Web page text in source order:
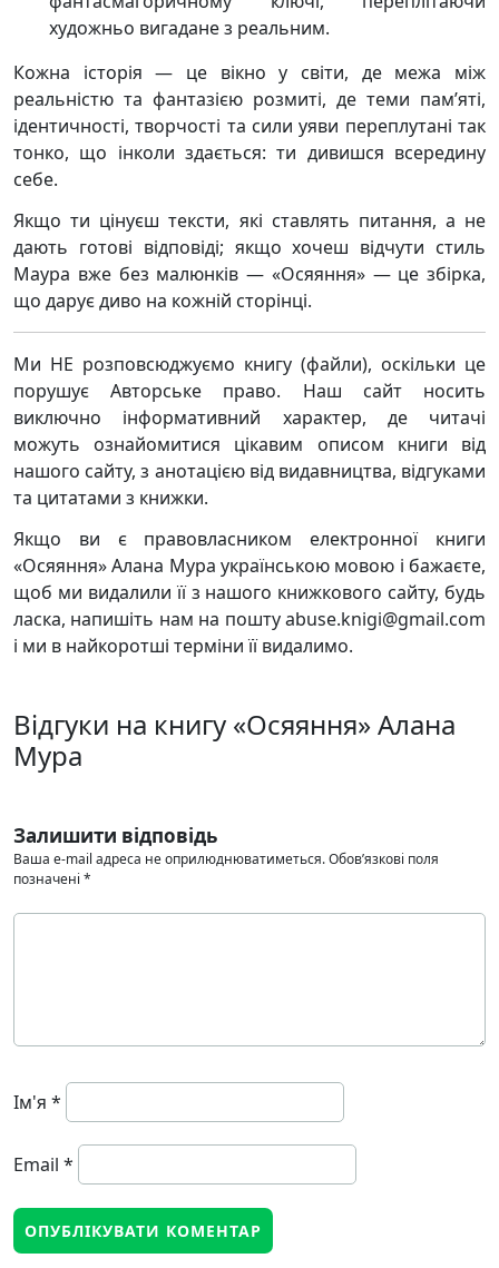
художньо вигадане з реальним.
Кожна історія — це вікно у світи, де межа між
реальністю та фантазією розмиті, де теми пам’яті,
ідентичності, творчості та сили уяви переплутані так
тонко, що інколи здається: ти дивишся всередину
себе.
Якщо ти цінуєш тексти, які ставлять питання, а не
дають готові відповіді; якщо хочеш відчути стиль
Маура вже без малюнків — «Осяяння» — це збірка,
що дарує диво на кожній сторінці.
Ми НЕ розповсюджуємо книгу (файли), оскільки це
порушує Авторське право. Наш сайт носить
виключно інформативний характер, де читачі
можуть ознайомитися цікавим описом книги від
нашого сайту, з анотацією від видавництва, відгуками
та цитатами з книжки.
Якщо ви є правовласником електронної книги
«Осяяння» Алана Мура українською мовою і бажаєте,
щоб ми видалили її з нашого книжкового сайту, будь
ласка, напишіть нам на пошту abuse.knigi@gmail.com
і ми в найкоротші терміни її видалимо.
Відгуки на книгу «Осяяння» Алана
Мура
Залишити відповідь
Ваша e-mail адреса не оприлюднюватиметься.Обов’язкові поля
позначені *
Ім'я *
Email *